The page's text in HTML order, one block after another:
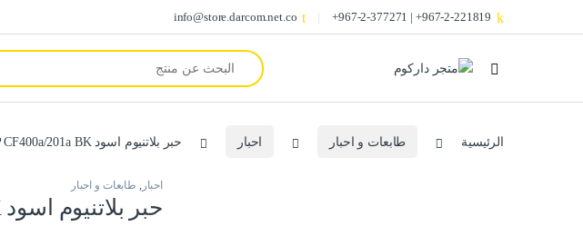
967-2-221819+ | 967-2-377271+
info@store.darcom.net.co
Search for:
الرئيسية طابعات و احبار احبار حبر بلاتنيوم اسود HP CF400a/201a BK
احبار , طابعات و احبار
حبر بلاتنيوم اسود HP CF400a/201a BK